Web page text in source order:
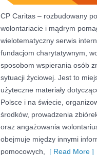
CP Caritas – rozbudowany
wolontariacie i mądrym
wielotematyczny serwis
fundacjom charytatywnym,
sposobom wspierania osób
sytuacji życiowej. Jest to
użyteczne materiały
Polsce i na świecie,
środków, prowadzenia
oraz angażowania
obejmuje między innymi
pomocowych,
[ Read More ]